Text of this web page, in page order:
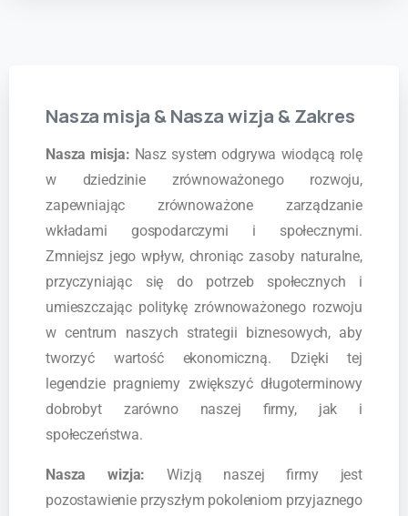
Nasza misja &Naszawizja &Zakres
Nasza misja: Nasz system odgrywa wiodącą rolę
w dziedzinie zrównoważonego rozwoju,
zapewniając zrównoważone zarządzanie
wkładami gospodarczymi i społecznymi.
Zmniejsz jego wpływ, chroniąc zasoby naturalne,
przyczyniając się do potrzeb społecznych i
umieszczając politykę zrównoważonego rozwoju
w centrum naszych strategii biznesowych, aby
tworzyć wartość ekonomiczną. Dzięki tej
legendzie pragniemy zwiększyć długoterminowy
dobrobyt zarówno naszej firmy, jak i
społeczeństwa.
Nasza wizja: Wizją naszej firmy jest
pozostawienie przyszłym pokoleniom przyjaznego